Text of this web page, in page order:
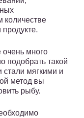
количестве
очень много
подобрать такой
стали мягкими и
метод вы
рыбу.